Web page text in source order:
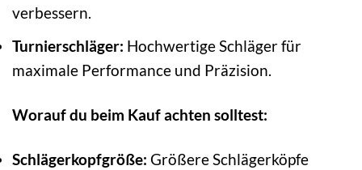
verbessern.
Turnierschläger: Hochwertige Schläger für
maximale Performance und Präzision.
Worauf du beim Kauf achten solltest:
Schlägerkopfgröße: Größere Schlägerköpfe